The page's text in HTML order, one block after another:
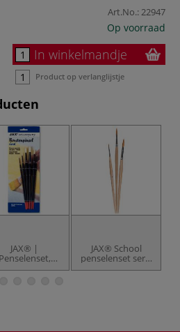
Art.No.:22947
Op voorraad
In winkelmandje
Product op verlanglijstje
JAX® |
Penselenset,
JAX® School
penselenset serie
C synthetisch,